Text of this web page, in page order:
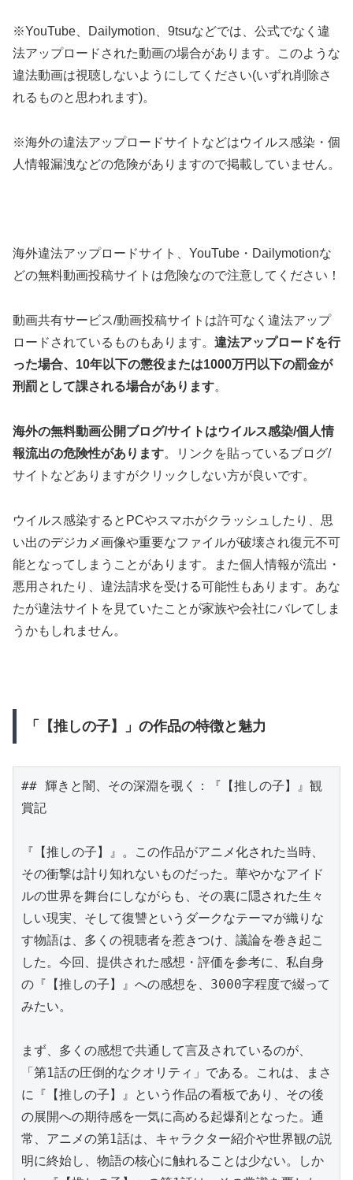
※YouTube、Dailymotion、9tsuなどでは、公式でなく違
法アップロードされた動画の場合があります。このような
違法動画は視聴しないようにしてください(いずれ削除さ
れるものと思われます)。
※海外の違法アップロードサイトなどはウイルス感染・個
人情報漏洩などの危険がありますので掲載していません。
海外違法アップロードサイト、YouTube・Dailymotionな
どの無料動画投稿サイトは危険なので注意してください！
動画共有サービス/動画投稿サイトは許可なく違法アップ
ロードされているものもあります。 違法アップロードを行
った場合、10年以下の懲役または1000万円以下の罰金が
刑罰として課される場合があります。
海外の無料動画公開ブログ/サイトはウイルス感染/個人情
報流出の危険性があります。リンクを貼っているブログ/
サイトなどありますがクリックしない方が良いです。
ウイルス感染するとPCやスマホがクラッシュしたり、思
い出のデジカメ画像や重要なファイルが破壊され復元不可
能となってしまうことがあります。また個人情報が流出・
悪用されたり、違法請求を受ける可能性もあります。あな
たが違法サイトを見ていたことが家族や会社にバレてしま
うかもしれません。
「【推しの子】」の作品の特徴と魅力
## 輝きと闇、その深淵を覗く：『【推しの子】』観
賞記
『【推しの子】』。この作品がアニメ化された当時、
その衝撃は計り知れないものだった。華やかなアイド
ルの世界を舞台にしながらも、その裏に隠された生々
しい現実、そして復讐というダークなテーマが織りな
す物語は、多くの視聴者を惹きつけ、議論を巻き起こ
した。今回、提供された感想・評価を参考に、私自身
の『【推しの子】』への感想を、3000字程度で綴って
みたい。
まず、多くの感想で共通して言及されているのが、
「第1話の圧倒的なクオリティ」である。これは、まさ
に『【推しの子】』という作品の看板であり、その後
の展開への期待感を一気に高める起爆剤となった。通
常、アニメの第1話は、キャラクター紹介や世界観の説
明に終始し、物語の核心に触れることは少ない。しか